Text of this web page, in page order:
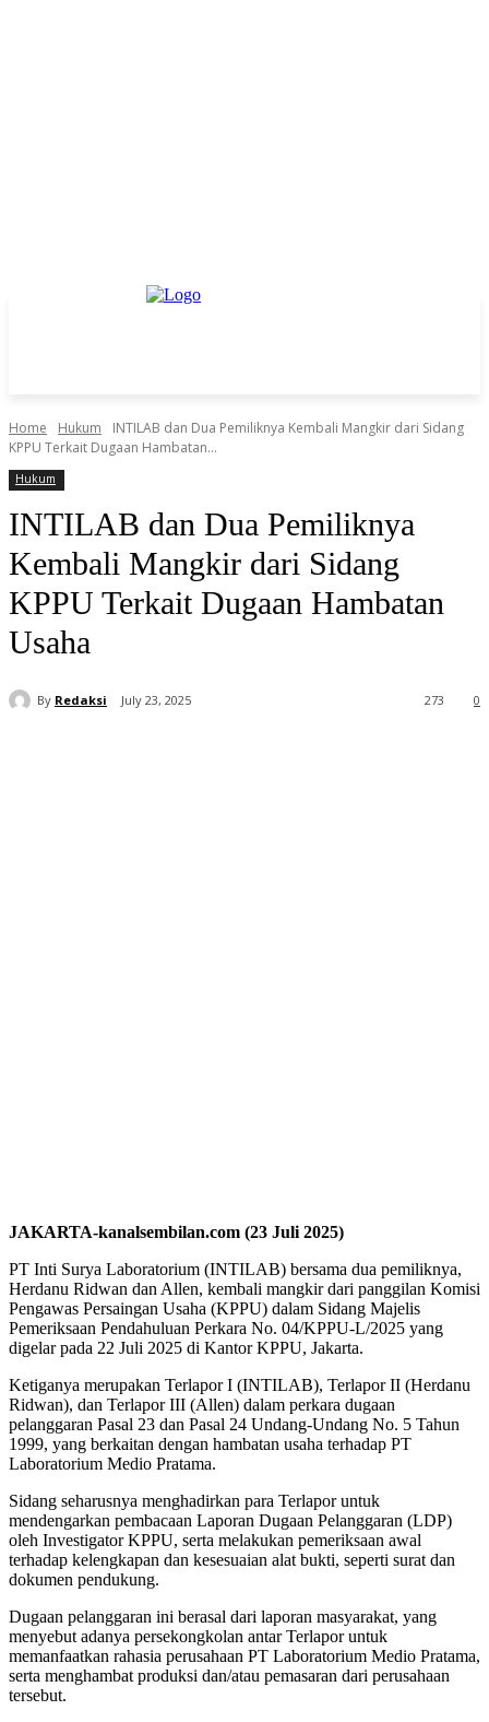
Home Hukum
INTILAB dan Dua Pemiliknya Kembali Mangkir dari Sidang
KPPU Terkait Dugaan Hambatan...
Hukum
INTILAB dan Dua Pemiliknya
Kembali Mangkir dari Sidang
KPPU Terkait Dugaan Hambatan
Usaha
By Redaksi July 23, 2025 0
273
JAKARTA-kanalsembilan.com (23 Juli 2025)
PT Inti Surya Laboratorium (INTILAB) bersama dua pemiliknya,
Herdanu Ridwan dan Allen, kembali mangkir dari panggilan Komisi
Pengawas Persaingan Usaha (KPPU) dalam Sidang Majelis
Pemeriksaan Pendahuluan Perkara No. 04/KPPU-L/2025 yang
digelar pada 22 Juli 2025 di Kantor KPPU, Jakarta.
Ketiganya merupakan Terlapor I (INTILAB), Terlapor II (Herdanu
Ridwan), dan Terlapor III (Allen) dalam perkara dugaan
pelanggaran Pasal 23 dan Pasal 24 Undang-Undang No. 5 Tahun
1999, yang berkaitan dengan hambatan usaha terhadap PT
Laboratorium Medio Pratama.
Sidang seharusnya menghadirkan para Terlapor untuk
mendengarkan pembacaan Laporan Dugaan Pelanggaran (LDP)
oleh Investigator KPPU, serta melakukan pemeriksaan awal
terhadap kelengkapan dan kesesuaian alat bukti, seperti surat dan
dokumen pendukung.
Dugaan pelanggaran ini berasal dari laporan masyarakat, yang
menyebut adanya persekongkolan antar Terlapor untuk
memanfaatkan rahasia perusahaan PT Laboratorium Medio Pratama,
serta menghambat produksi dan/atau pemasaran dari perusahaan
tersebut.